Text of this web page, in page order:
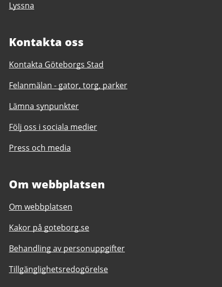
Lyssna
Kontakta oss
Kontakta Göteborgs Stad
Felanmälan - gator, torg, parker
Lämna synpunkter
Följ oss i sociala medier
Press och media
Om webbplatsen
Om webbplatsen
Kakor på goteborg.se
Behandling av personuppgifter
Tillgänglighetsredogörelse